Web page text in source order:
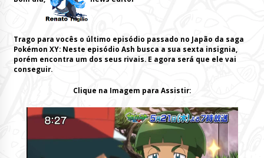
Trago para vocês o último episódio passado no Japão da saga
Pokémon XY: Neste episódio Ash busca a sua sexta insignia,
porém encontra um dos seus rivais. E agora será que ele vai
conseguir.
Clique na Imagem para Assistir: